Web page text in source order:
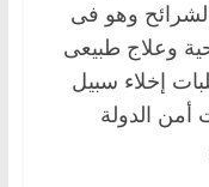
وهو فى
وعلاج طبيعى
إخلاء سبيل
أمن الدولة